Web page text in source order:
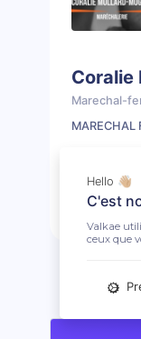
Coralie
Marechal-
MARECHAL
Hello 👋🏼
C'est
Valkae
ceux que